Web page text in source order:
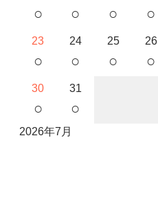
○ ○ ○ ○
23
○
24
○
25
○
26
○
30
○
31
○
2026年7月